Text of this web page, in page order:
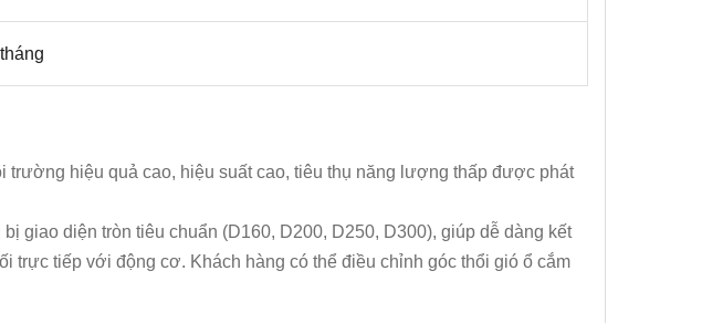
trường hiệu quả cao, hiệu suất cao, tiêu thụ năng lượng thấp được phát
giao diện tròn tiêu chuẩn (D160, D200, D250, D300), giúp dễ dàng kết
trực tiếp với động cơ. Khách hàng có thể điều chỉnh góc thổi gió ổ cắm